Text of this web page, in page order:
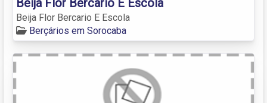
Beija Flor Bercario E Escola
Berçários em Sorocaba